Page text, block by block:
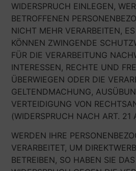
WIDERSPRUCH EINLEGEN,
BETROFFENEN
NICHT MEHR VERARBEITEN,
KÖNNEN ZWINGENDE
FÜR DIE VERARBEITUNG
INTERESSEN, RECHTE UND
ÜBERWIEGEN ODER DIE
GELTENDMACHUNG,
VERTEIDIGUNG VON
(WIDERSPRUCH NACH ART. 21
WERDEN IHRE
VERARBEITET, UM
BETREIBEN, SO HABEN SIE